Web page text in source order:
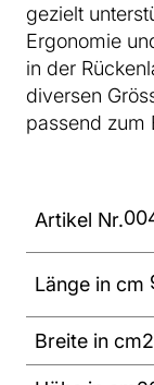
gezielt
Ergonomie
in der
diversen
passend zum
Artikel Nr.
Länge in cm
Breite in cm